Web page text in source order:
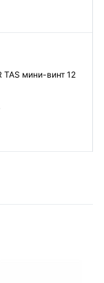
TAS мини-винт 12